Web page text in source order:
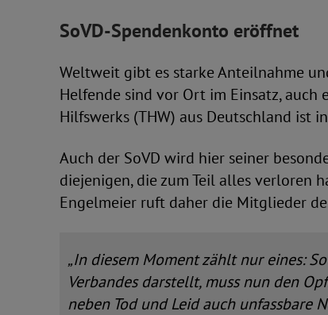
SoVD-Spendenkonto eröffnet
Weltweit gibt es starke Anteilnahme
Helfende sind vor Ort im Einsatz, auch
Hilfswerks (THW) aus Deutschland ist
Auch der SoVD wird hier seiner
diejenigen, die zum Teil alles verloren
Engelmeier ruft daher die Mitglieder
„In diesem Moment zählt nur eines:
Verbandes darstellt, muss nun den
neben Tod und Leid auch unfassbare